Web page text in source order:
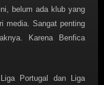
belum ada klub yang
media. Sangat penting
Karena Benfica
Portugal dan Liga